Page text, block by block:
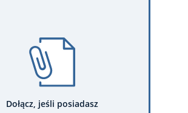
Dołącz, jeśli posiadasz